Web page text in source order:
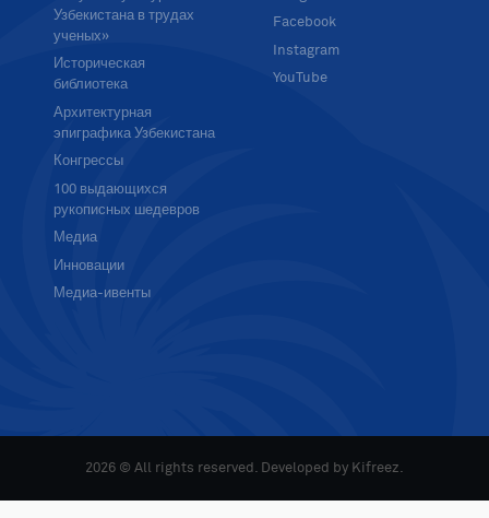
Узбекистана в трудах
ученых»
Историческая
библиотека
Архитектурная
эпиграфика Узбекистана
Конгрессы
100 выдающихся
рукописных шедевров
Медиа
Инновации
Медиа-ивенты
Facebook
Instagram
YouTube
2026 © All rights reserved. Developed by Kifreez.